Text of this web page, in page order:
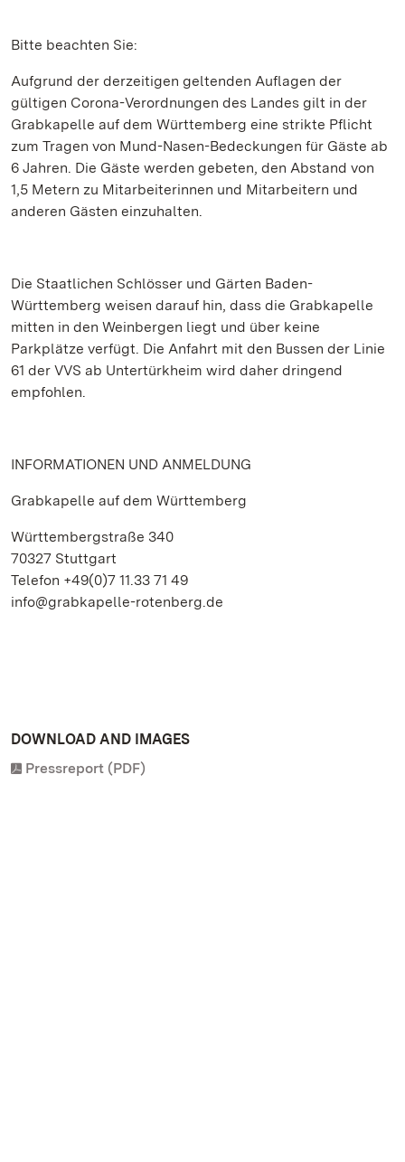
Bitte beachten Sie:
Aufgrund der derzeitigen geltenden Auflagen der
gültigen Corona-Verordnungen des Landes gilt in der
Grabkapelle auf dem Württemberg eine strikte Pflicht
zum Tragen von Mund-Nasen-Bedeckungen für Gäste ab
6 Jahren. Die Gäste werden gebeten, den Abstand von
1,5 Metern zu Mitarbeiterinnen und Mitarbeitern und
anderen Gästen einzuhalten.
Die Staatlichen Schlösser und Gärten Baden-
Württemberg weisen darauf hin, dass die Grabkapelle
mitten in den Weinbergen liegt und über keine
Parkplätze verfügt. Die Anfahrt mit den Bussen der Linie
61 der VVS ab Untertürkheim wird daher dringend
empfohlen.
INFORMATIONEN UND ANMELDUNG
Grabkapelle auf dem Württemberg
Württembergstraße 340
70327 Stuttgart
Telefon +49(0)7 11.33 71 49
info@grabkapelle-rotenberg.de
DOWNLOAD AND IMAGES
Pressreport (PDF)